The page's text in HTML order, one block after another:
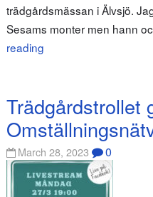
trädgårdsmässan i Älvsjö.
Sesams monter men hann
reading
Trädgårdstrollet
March 28, 2023 0